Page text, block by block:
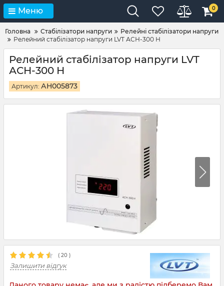
Меню 0
Головна Стабілізатори напруги
Релейні стабілізатори напруги
Релейний стабілізатор напруги LVT АСН-300 Н
Релейний стабілізатор напруги LVT
АСН-300 Н
Артикул: АН005873
( 20 )
Залишити відгук